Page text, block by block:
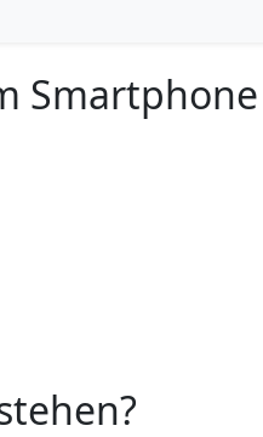
Smartphone